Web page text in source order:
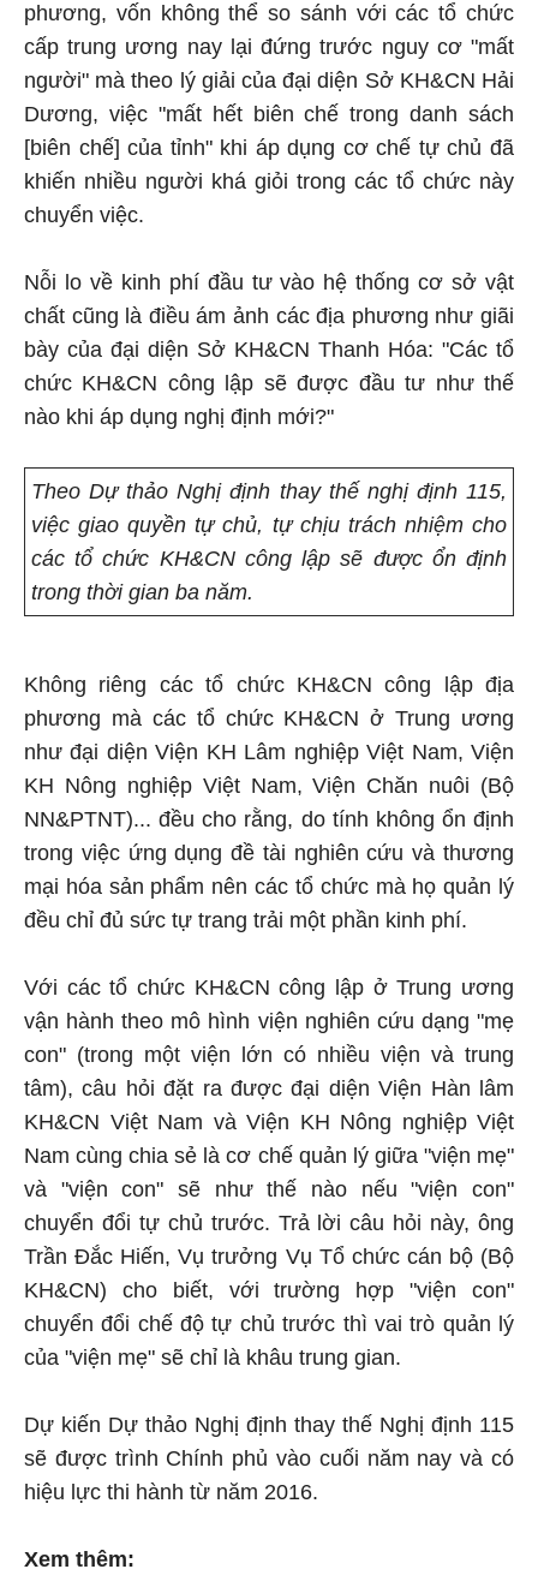
phương, vốn không thể so sánh với các tổ chức
cấp trung ương nay lại đứng trước nguy cơ "mất
người" mà theo lý giải của đại diện Sở KH&CN Hải
Dương, việc "mất hết biên chế trong danh sách
[biên chế] của tỉnh" khi áp dụng cơ chế tự chủ đã
khiến nhiều người khá giỏi trong các tổ chức này
chuyển việc.
Nỗi lo về kinh phí đầu tư vào hệ thống cơ sở vật
chất cũng là điều ám ảnh các địa phương như giãi
bày của đại diện Sở KH&CN Thanh Hóa: "Các tổ
chức KH&CN công lập sẽ được đầu tư như thế
nào khi áp dụng nghị định mới?"
Theo Dự thảo Nghị định thay thế nghị định 115,
việc giao quyền tự chủ, tự chịu trách nhiệm cho
các tổ chức KH&CN công lập sẽ được ổn định
trong thời gian ba năm.
Không riêng các tổ chức KH&CN công lập địa
phương mà các tổ chức KH&CN ở Trung ương
như đại diện Viện KH Lâm nghiệp Việt Nam, Viện
KH Nông nghiệp Việt Nam, Viện Chăn nuôi (Bộ
NN&PTNT)... đều cho rằng, do tính không ổn định
trong việc ứng dụng đề tài nghiên cứu và thương
mại hóa sản phẩm nên các tổ chức mà họ quản lý
đều chỉ đủ sức tự trang trải một phần kinh phí.
Với các tổ chức KH&CN công lập ở Trung ương
vận hành theo mô hình viện nghiên cứu dạng "mẹ
con" (trong một viện lớn có nhiều viện và trung
tâm), câu hỏi đặt ra được đại diện Viện Hàn lâm
KH&CN Việt Nam và Viện KH Nông nghiệp Việt
Nam cùng chia sẻ là cơ chế quản lý giữa "viện mẹ"
và "viện con" sẽ như thế nào nếu "viện con"
chuyển đổi tự chủ trước. Trả lời câu hỏi này, ông
Trần Đắc Hiến, Vụ trưởng Vụ Tổ chức cán bộ (Bộ
KH&CN) cho biết, với trường hợp "viện con"
chuyển đổi chế độ tự chủ trước thì vai trò quản lý
của "viện mẹ" sẽ chỉ là khâu trung gian.
Dự kiến Dự thảo Nghị định thay thế Nghị định 115
sẽ được trình Chính phủ vào cuối năm nay và có
hiệu lực thi hành từ năm 2016.
Xem thêm: